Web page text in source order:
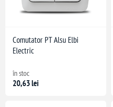
Comutator PT Alsu Elbi
Electric
în stoc
20,63 lei